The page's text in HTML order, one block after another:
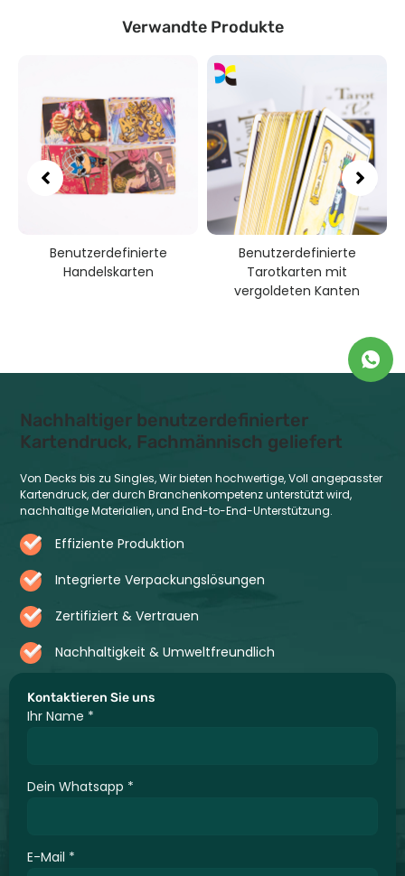
Verwandte Produkte
Benutzerdefinierte
Handelskarten
Benutzerdefinierte
Tarotkarten mit
vergoldeten Kanten
Kontaktieren Sie uns
Ihr Name *
Dein Whatsapp *
E-Mail *
Nachhaltiger benutzerdefinierter
Kartendruck, Fachmännisch geliefert
Von Decks bis zu Singles, Wir bieten hochwertige, Voll angepasster
Kartendruck, der durch Branchenkompetenz unterstützt wird,
nachhaltige Materialien, und End-to-End-Unterstützung.
Effiziente Produktion
Integrierte Verpackungslösungen
Zertifiziert & Vertrauen
Nachhaltigkeit & Umweltfreundlich